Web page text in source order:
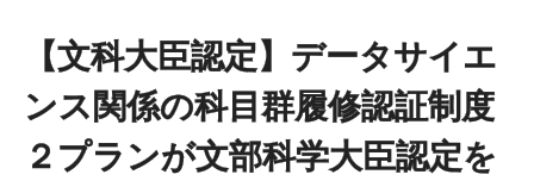
【文科大臣認定】データサイエ
ンス関係の科目群履修認証制度
２プランが文部科学大臣認定を